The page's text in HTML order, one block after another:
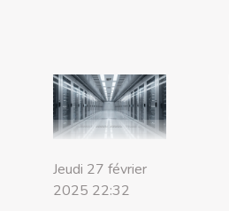
Jeudi 27 février
2025 22:32